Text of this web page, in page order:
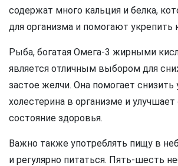
содержат много кальция и белка,
для организма и помогают укрепить
Рыба, богатая Омега-3 жирными
является отличным выбором для
застое желчи. Она помогает снизить
холестерина в организме и
состояние здоровья.
Важно также употреблять пищу в
и регулярно питаться. Пять-шесть